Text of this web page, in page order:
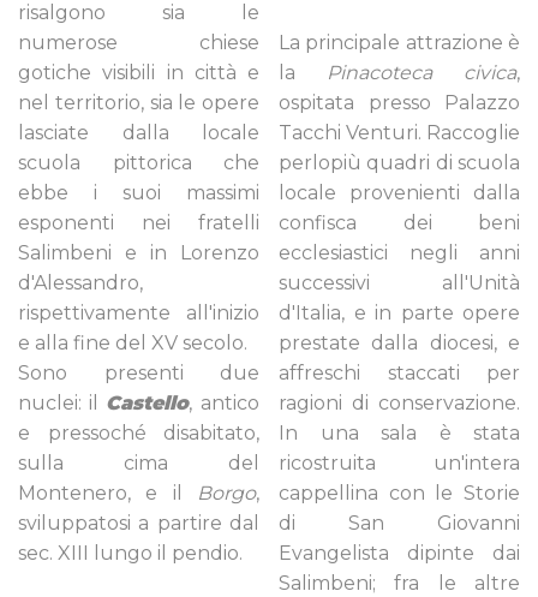
risalgono sia le
numerose chiese
gotiche visibili in città e
nel territorio, sia le opere
lasciate dalla locale
scuola pittorica che
ebbe i suoi massimi
esponenti nei fratelli
Salimbeni e in Lorenzo
d'Alessandro,
rispettivamente all'inizio
e alla fine del XV secolo.
Sono presenti due
nuclei: il Castello, antico
e pressoché disabitato,
sulla cima del
Montenero, e il
Borgo,
sviluppatosi a partire dal
sec. XIII lungo il pendio.
La principale attrazione è
la
Pinacoteca civica,
ospitata presso Palazzo
Tacchi Venturi. Raccoglie
perlopiù quadri di scuola
locale provenienti dalla
confisca dei beni
ecclesiastici negli anni
successivi all'Unità
d'Italia, e in parte opere
prestate dalla diocesi, e
affreschi staccati per
ragioni di conservazione.
In una sala è stata
ricostruita un'intera
cappellina con le Storie
di San Giovanni
Evangelista dipinte dai
Salimbeni; fra le altre